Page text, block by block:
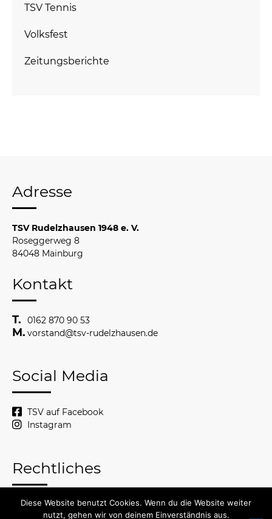
TSV Tennis
Volksfest
Zeitungsberichte
Adresse
TSV Rudelzhausen 1948 e. V.
Roseggerweg 8
84048 Mainburg
Kontakt
0162 870 90 53
vorstand@tsv-rudelzhausen.de
Social Media
TSV auf Facebook
Instagram
Rechtliches
© 2026 TSV Rudelzhausen
Diese Website benutzt Cookies. Wenn du die Website weiter
nutzt, gehen wir von deinem Einverständnis aus.